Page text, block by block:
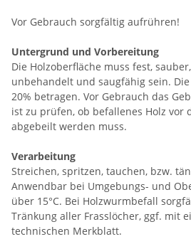
Vor Gebrauch sorgfältig aufrühren!
Untergrund und Vorbereitung
Die Holzoberfläche muss fest,
unbehandelt und saugfähig sein.
20% betragen. Vor Gebrauch das
ist zu prüfen, ob befallenes Holz vor
abgebeilt werden muss.
Verarbeitung
Streichen, spritzen, tauchen, bzw.
Anwendbar bei Umgebungs- und
über 15°C. Bei Holzwurmbefall
Tränkung aller Frasslöcher, ggf. mit
technischen Merkblatt.